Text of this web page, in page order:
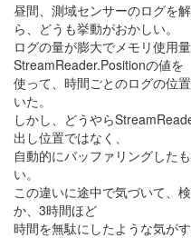
昼間、測域センサーのログを
ら、どうも挙動がおかしい。
ログの量が膨大でメモリ使用
StreamReader.Positionの値を
使って、時間ごとのログの位
いた。
しかし、どうやら
出し位置ではなく、
自動的にバッファリングした
い。
この違いに途中で気づいて、
か、3時間ほど
時間を無駄にしたような気がす